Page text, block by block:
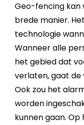
Geo-fencingkan
brede manier.
technologie
Wanneer alle
het gebied dat
verlaten, gaat de
Ook zou het
worden
kunnen gaan.